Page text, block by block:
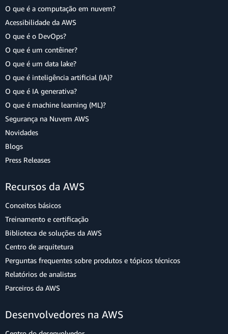
O que é a computação em nuvem?
Acessibilidade da AWS
O que é o DevOps?
O que é um contêiner?
O que é um data lake?
O que é inteligência artificial (IA)?
O que é IA generativa?
O que é machine learning (ML)?
Segurança na Nuvem AWS
Novidades
Blogs
Press Releases
Recursos da AWS
Conceitos básicos
Treinamento e certificação
Biblioteca de soluções da AWS
Centro de arquitetura
Perguntas frequentes sobre produtos e tópicos técnicos
Relatórios de analistas
Parceiros da AWS
Desenvolvedores na AWS